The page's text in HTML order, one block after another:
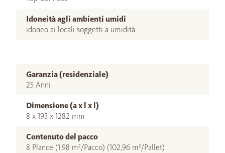
Idoneità agli ambienti umidi
idoneo ai locali soggetti a umidità
Garanzia (residenziale)
25 Anni
Dimensione (a x l x l)
8 x 193 x 1282 mm
Contenuto del pacco
8 Plance (1,98 m²/Pacco) (102,96 m²/Pallet)